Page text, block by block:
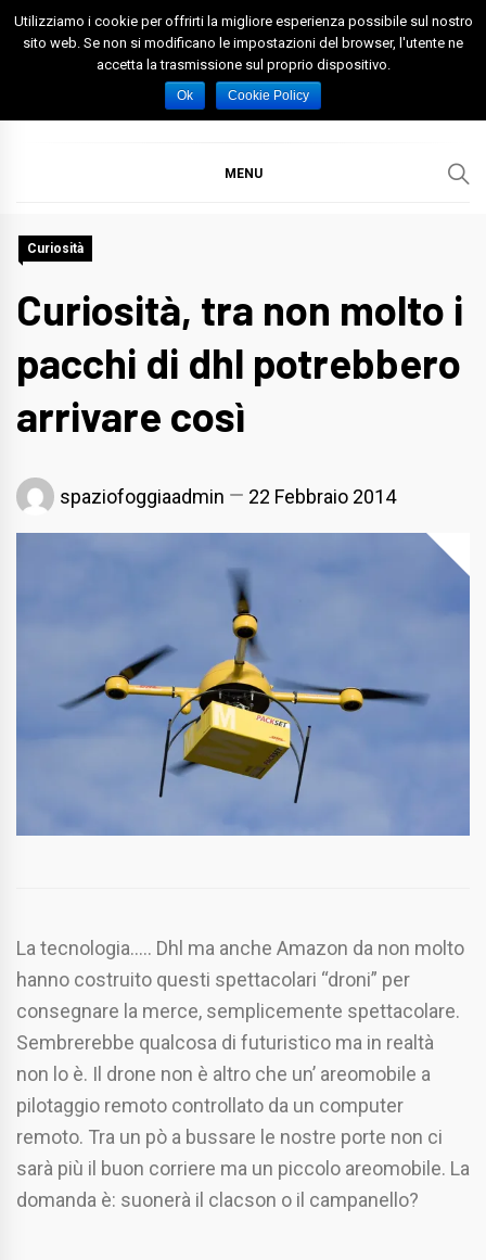
Skip
Spazio Foggia
Foggia News Calcio Eventi e Attività nella Capitanata
MENU
Curiosità
Curiosità, tra non molto i
pacchi di dhl potrebbero
arrivare così
spaziofoggiaadmin 22 Febbraio 2014
La tecnologia….. Dhl ma anche Amazon da non molto
hanno costruito questi spettacolari “droni” per
consegnare la merce, semplicemente spettacolare.
Sembrerebbe qualcosa di futuristico ma in realtà
non lo è. Il drone non è altro che un’ areomobile a
pilotaggio remoto controllato da un computer
remoto. Tra un pò a bussare le nostre porte non ci
sarà più il buon corriere ma un piccolo areomobile. La
domanda è: suonerà il clacson o il campanello?
Utilizziamo i cookie per offrirti la migliore esperienza possibile sul nostro
sito web. Se non si modificano le impostazioni del browser, l'utente ne
accetta la trasmissione sul proprio dispositivo.
Ok Cookie Policy